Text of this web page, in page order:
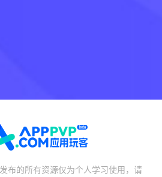
布的所有资源仅为个人学习使用，请